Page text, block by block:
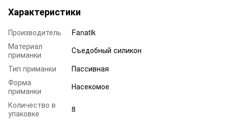
Характеристики
Производитель
Fanatik
Материал
приманки
Съедобный силикон
Тип приманки
Пассивная
Форма
приманки
Насекомое
Количество в
упаковке
8